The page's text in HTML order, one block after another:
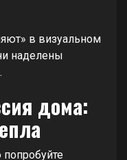
в визуальном
наделены
дома: